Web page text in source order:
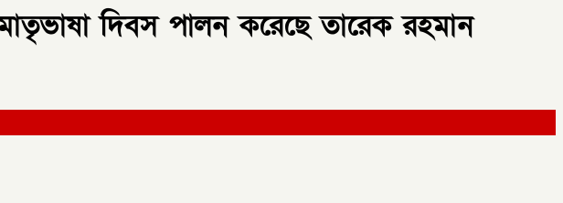
দিবস পালন করেছে তারেক রহমান